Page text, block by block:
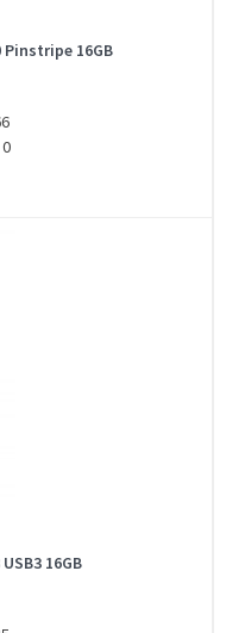
Pinstripe 16GB
16GB